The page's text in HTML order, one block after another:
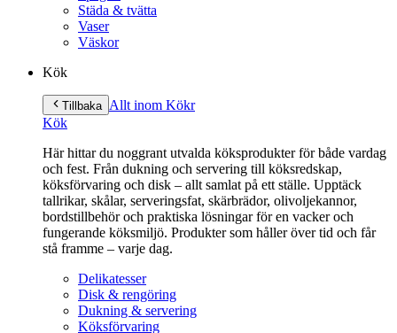
Städa & tvätta
Vaser
Väskor
Kök
Tillbaka Allt inom Kökr
Kök
Här hittar du noggrant utvalda köksprodukter för både vardag
och fest. Från dukning och servering till köksredskap,
köksförvaring och disk – allt samlat på ett ställe. Upptäck
tallrikar, skålar, serveringsfat, skärbrädor, olivoljekannor,
bordstillbehör och praktiska lösningar för en vacker och
fungerande köksmiljö. Produkter som håller över tid och får
stå framme – varje dag.
Delikatesser
Disk & rengöring
Dukning & servering
Köksförvaring